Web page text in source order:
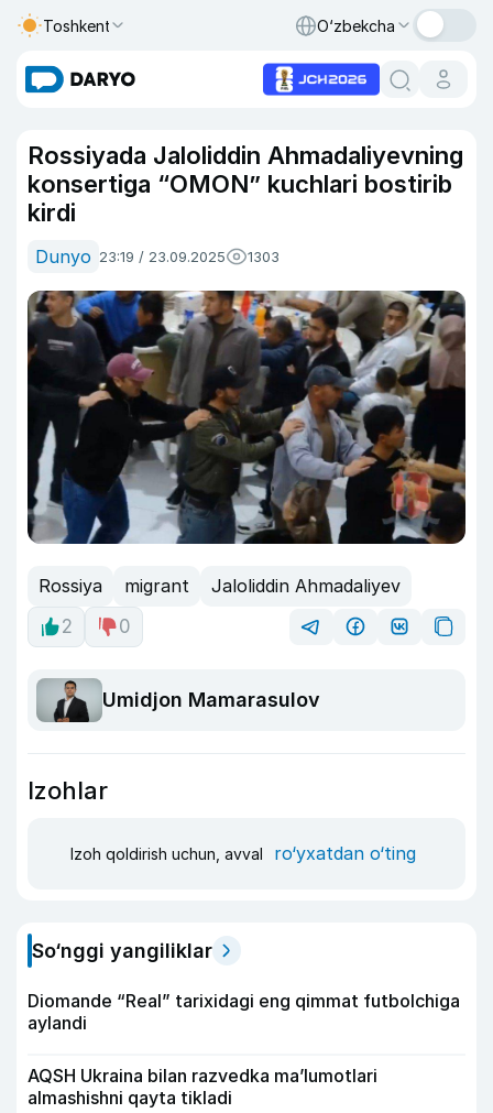
Toshkent O‘zbekcha
Rossiyada Jaloliddin Ahmadaliyevning
konsertiga “OMON” kuchlari bostirib
kirdi
Dunyo 23:19 / 23.09.2025 1303
Rossiya migrant
Jaloliddin Ahmadaliyev
2
0
Umidjon Mamarasulov
Izohlar
Izoh qoldirish uchun, avval ro‘yxatdan o‘ting
So‘nggi yangiliklar
Diomande “Real” tarixidagi eng qimmat futbolchiga
aylandi
AQSH Ukraina bilan razvedka ma’lumotlari
almashishni qayta tikladi